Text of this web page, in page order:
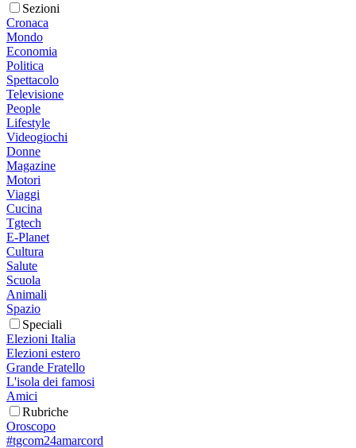
Sezioni
Cronaca
Mondo
Economia
Politica
Spettacolo
Televisione
People
Lifestyle
Videogiochi
Donne
Magazine
Motori
Viaggi
Cucina
Tgtech
E-Planet
Cultura
Salute
Scuola
Animali
Spazio
Speciali
Elezioni Italia
Elezioni estero
Grande Fratello
L'isola dei famosi
Amici
Rubriche
Oroscopo
#tgcom24amarcord